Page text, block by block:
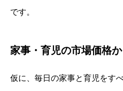
です。
家事・育児の市場価格
仮に、毎日の家事と育児をす